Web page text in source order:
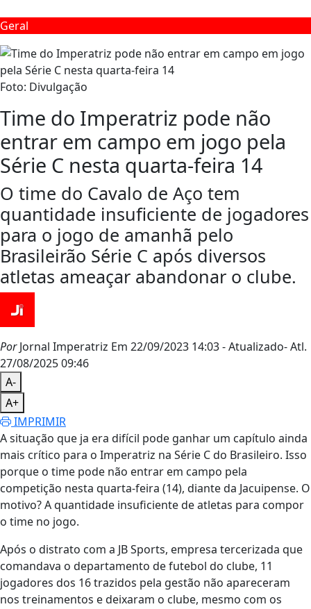
Geral
Foto: Divulgação
Time do Imperatriz pode não
entrar em campo em jogo pela
Série C nesta quarta-feira 14
O time do Cavalo de Aço tem
quantidade insuficiente de jogadores
para o jogo de amanhã pelo
Brasileirão Série C após diversos
atletas ameaçar abandonar o clube.
PorJornal Imperatriz Em 22/09/2023 14:03- Atualizado- Atl.
27/08/2025 09:46
A-
A+
IMPRIMIR
A situação que ja era difícil pode ganhar um capítulo ainda
mais crítico para o Imperatriz na Série C do Brasileiro. Isso
porque o time pode não entrar em campo pela
competição nesta quarta-feira (14), diante da Jacuipense. O
motivo? A quantidade insuficiente de atletas para compor
o time no jogo.
Após o distrato com a JB Sports, empresa tercerizada que
comandava o departamento de futebol do clube, 11
jogadores dos 16 trazidos pela gestão não apareceram
nos treinamentos e deixaram o clube, mesmo com os